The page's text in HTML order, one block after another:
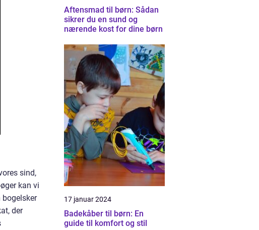
sind,
kan vi
bogelsker
der
Aftensmad til børn: Sådan
sikrer du en sund og
nærende kost for dine børn
17 januar 2024
Badekåber til børn: En
guide til komfort og stil